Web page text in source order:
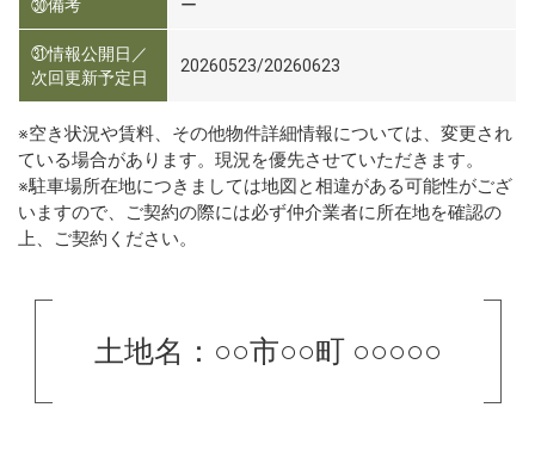
㉚備考 ー
㉛情報公開日／
次回更新予定日
20260523/20260623
※空き状況や賃料、その他物件詳細情報については、変更され
ている場合があります。現況を優先させていただきます。
※駐車場所在地につきましては地図と相違がある可能性がござ
いますので、ご契約の際には必ず仲介業者に所在地を確認の
上、ご契約ください。
土地名：○○市○○町 ○○○○○